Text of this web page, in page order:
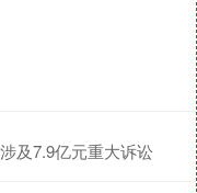
及7.9亿元重大诉讼